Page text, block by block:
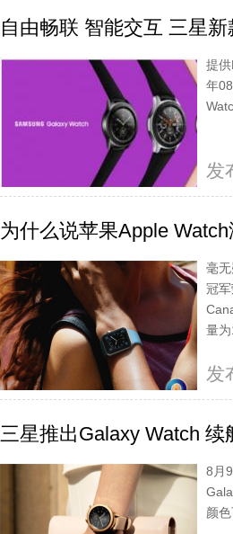
自由畅联 智能交互 三星
提
年
发
为什么说苹果Apple Watch
毫
冠
量为
发
三星推出Galaxy Watch 续
8月
颜